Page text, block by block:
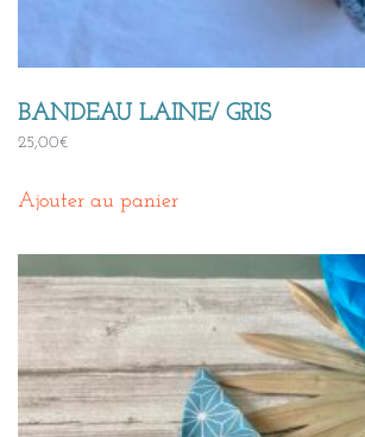
BANDEAU LAINE/ GRIS
25,00€
Ajouter au panier